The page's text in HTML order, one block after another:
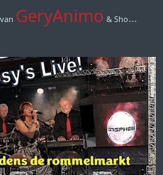
GeryAnimo & Show Ensemble dansorkest